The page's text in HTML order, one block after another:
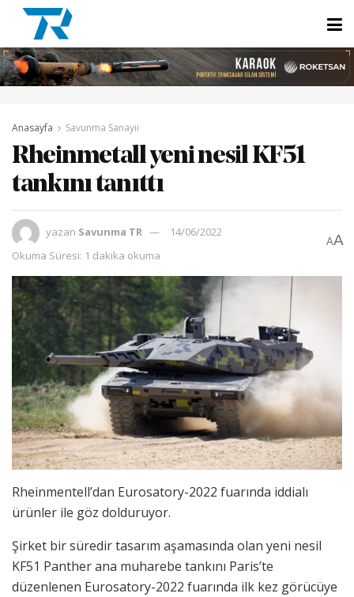
Anasayfa Savunma Sanayii
Rheinmetall yeni nesil KF51
tankını tanıttı
yazan Savunma TR
14/06/2022
Okuma Süresi: 1 dakika okuma
AA
Rheinmentell’dan Eurosatory-2022 fuarında iddialı
ürünler ile göz dolduruyor.
Şirket bir süredir tasarım aşamasında olan yeni nesil
KF51 Panther ana muharebe tankını Paris’te
düzenlenen Eurosatory-2022 fuarında ilk kez görücüye